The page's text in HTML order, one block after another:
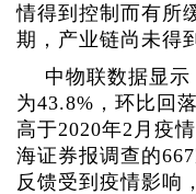
情得到控制而有所
期，产业链尚未得
中物联数据显
为43.8%，环比回
高于2020年2月疫
海证券报调查的
反馈受到疫情影响